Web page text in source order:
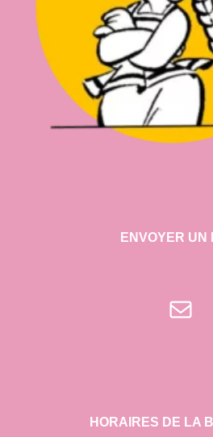
ENVOYER UN
E-mail
HORAIRES DE LA